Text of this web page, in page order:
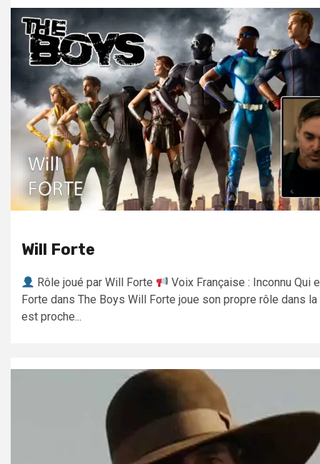
Will Forte
Rôle joué par Will Forte
Voix Française : Inconnu Qui
Forte dans The Boys Will Forte joue son propre rôle dans
est proche...